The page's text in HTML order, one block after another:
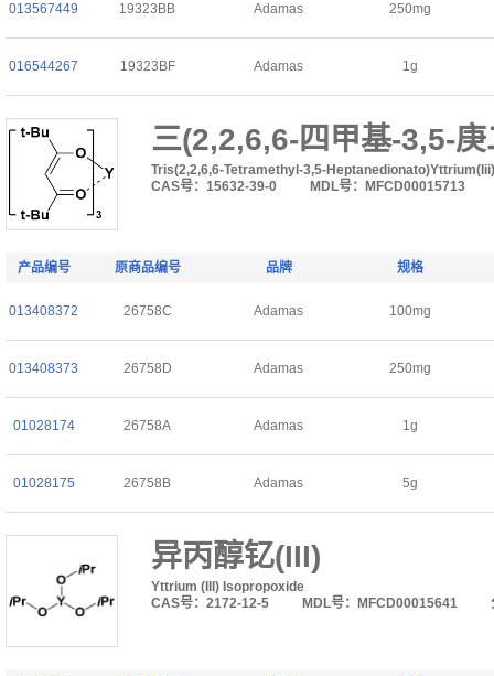
013567449 19323BB Adamas 250mg
016544267 19323BF Adamas 1g
三(2,2,6,6-四甲基-3,5-
Tris(2,2,6,6-Tetramethyl-3,5-Heptanedionato)Yttrium(Iii)
CAS号：15632-39-0
MDL号：MFCD00015713
产品编号 原商品编号 品牌 规格
013408372 26758C Adamas 100mg
013408373 26758D Adamas 250mg
01028174 26758A Adamas 1g
01028175 26758B Adamas 5g
异丙醇钇(III)
Yttrium (III) Isopropoxide
CAS号：2172-12-5
MDL号：MFCD00015641